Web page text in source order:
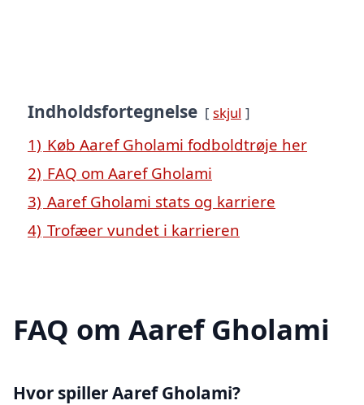
Indholdsfortegnelse skjul
1) Køb Aaref Gholami fodboldtrøje her
2) FAQ om Aaref Gholami
3) Aaref Gholami stats og karriere
4) Trofæer vundet i karrieren
FAQ om Aaref Gholami
Hvor spiller Aaref Gholami?